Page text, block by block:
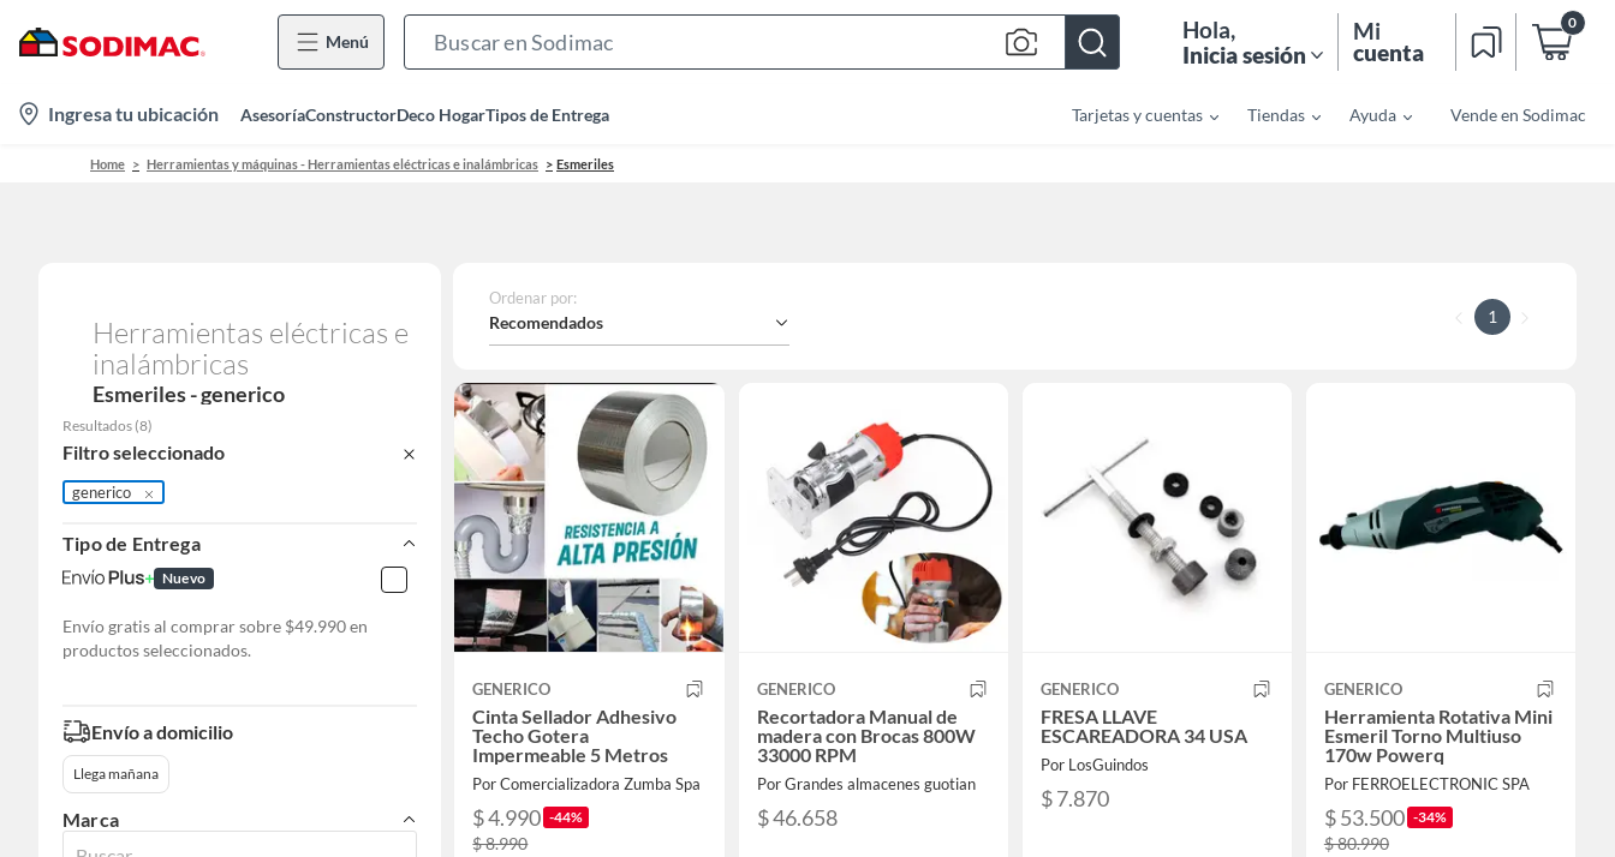
Menú
Bar
Hola,
Inicia sesión
Mi
cuenta
0
location-
icon
Ingresa tu ubicación AsesoríaConstructorDeco HogarTipos de Entrega Tarjetas y cuentas Tiendas Ayuda Vende en Sodimac
Home Herramientas y máquinas - Herramientas eléctricas e inalámbricas Esmeriles
Herramientas eléctricas e
inalámbricas
Esmeriles - generico
Resultados (8)
Filtro seleccionado
generico
Tipo de Entrega
Nuevo
Envío gratis al comprar sobre $49.990 en
productos seleccionados.
Envío a domicilio
Llega mañana
Marca
Ordenar por:
Recomendados 1
GENERICO
Cinta Sellador Adhesivo
Techo Gotera
Impermeable 5 Metros
Por Comercializadora Zumba Spa
$ 4.990 -44%
$ 8.990
GENERICO
Recortadora Manual de
madera con Brocas 800W
33000 RPM
Por Grandes almacenes guotian
$ 46.658
GENERICO
FRESA LLAVE
ESCAREADORA 34 USA
Por LosGuindos
$ 7.870
GENERICO
Herramienta Rotativa Mini
Esmeril Torno Multiuso
170w Powerq
Por FERROELECTRONIC SPA
$ 53.500 -34%
$ 80.990